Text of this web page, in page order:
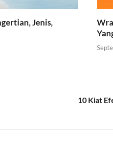
Jenis,
10 Kiat